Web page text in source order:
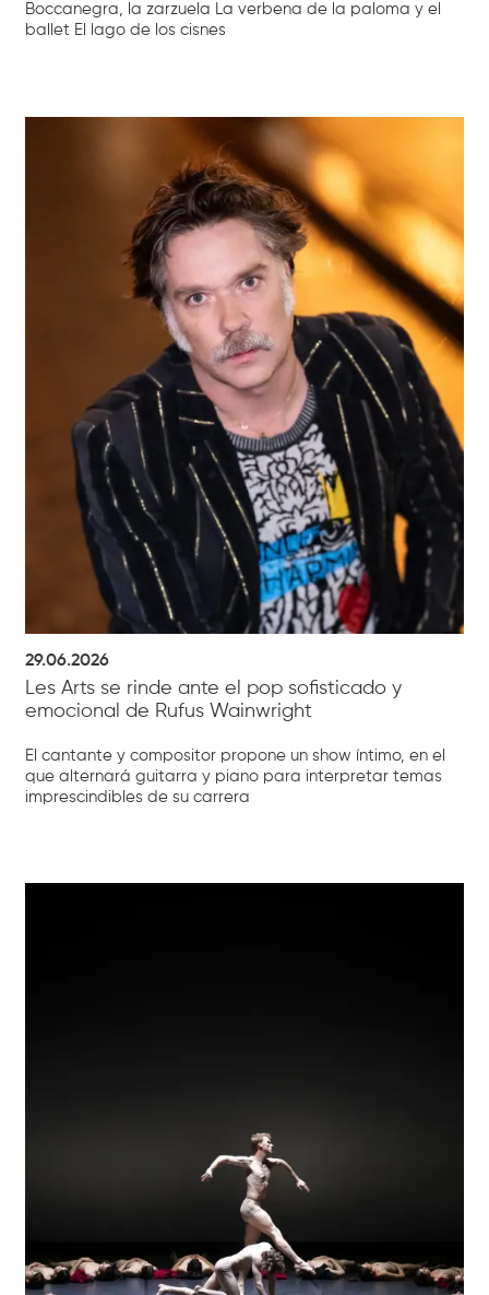
Boccanegra, la zarzuela La verbena de la paloma y el
ballet El lago de los cisnes
29.06.2026
Les Arts se rinde ante el pop sofisticado y
emocional de Rufus Wainwright
El cantante y compositor propone un show íntimo, en el
que alternará guitarra y piano para interpretar temas
imprescindibles de su carrera